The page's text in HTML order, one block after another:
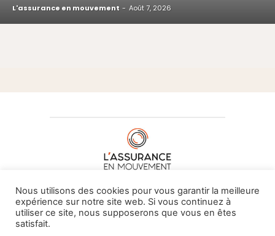
L'assurance en mouvement - Août 7, 2026
À PROPOS DE NOUS•CONTACT
Nous utilisons des cookies pour vous garantir la meilleure
expérience sur notre site web. Si vous continuez à
utiliser ce site, nous supposerons que vous en êtes
satisfait.